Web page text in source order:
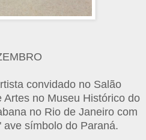
convidado no Salão
Artes no Museu Histórico do
no Rio de Janeiro com
ave símbolo do Paraná.